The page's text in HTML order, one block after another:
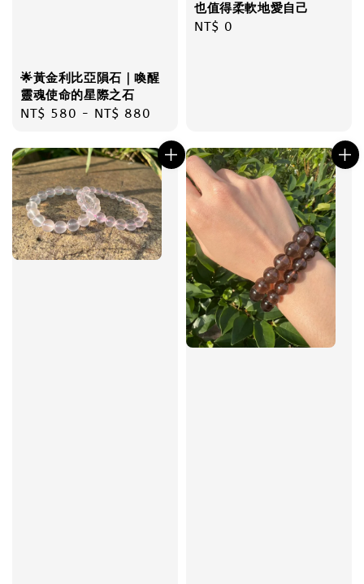
🌟黃金利比亞隕石｜喚醒
靈魂使命的星際之石
Regular
NT$ 580 - NT$ 880
也值得柔軟地愛自己
Regular
NT$ 0